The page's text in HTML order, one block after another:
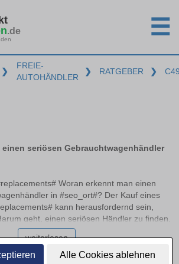
Alle Cookies ablehnen
.de ☰
❯
FREIE-
AUTOHÄNDLER
❯ RATGEBER ❯
einen seriösen Gebrauchtwagenhändler
Woran erkennt man einen
in #seo_ort#? Der Kauf eines
kann herausfordernd sein,
geht, einen seriösen Händler zu finden.
zeichnen sich durch bestimmte
einen zuverlässigen Betrieb hinweisen. In
Sie, worauf Sie achten sollten, welche
weiterlesen